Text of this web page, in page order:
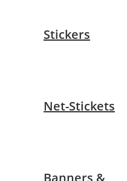
Stickers
Net-Stickets
Banners &